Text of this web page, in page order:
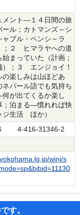
ント―１４日間の旅
ル；カトマンズ～シ
ブル・ベンシ～ラ
２ ヒマラヤへの道
まっていた（計画；
）；３ エンジョイ！
楽しみは山ほどあ
パール語でも気持ち
が出てくるか楽し
；泊まる―慣れれば快
ジ生活 ほか）
6 4-416-31346-2
winj/s
す。